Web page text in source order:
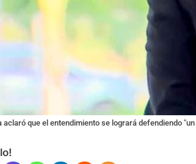
aclaró que el entendimiento se logrará defendiendo